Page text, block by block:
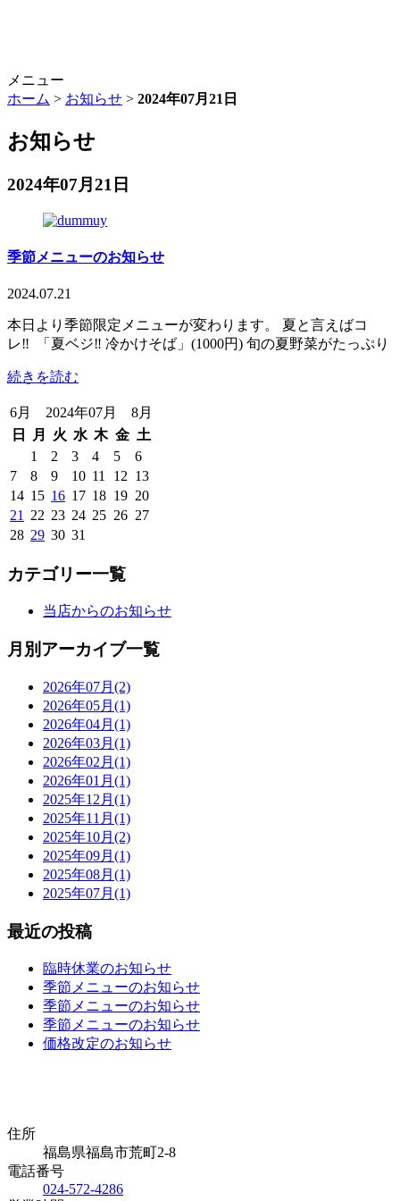
メニュー
ホーム > お知らせ > 2024年07月21日
お知らせ
2024年07月21日
季節メニューのお知らせ
2024.07.21
本日より季節限定メニューが変わります。 夏と言えばコ
レ‼ 「夏ベジ‼ 冷かけそば」(1000円) 旬の夏野菜がたっぷり
続きを読む
6月 2024年07月 8月
日
月 火 水 木 金 土
1
2 3 4 5
6
7
8 9 10 11 12 13
14 15 16 17 18 19 20
21
22 23 24 25 26 27
28 29 30 31
カテゴリー一覧
当店からのお知らせ
月別アーカイブ一覧
2026年07月(2)
2026年05月(1)
2026年04月(1)
2026年03月(1)
2026年02月(1)
2026年01月(1)
2025年12月(1)
2025年11月(1)
2025年10月(2)
2025年09月(1)
2025年08月(1)
2025年07月(1)
最近の投稿
臨時休業のお知らせ
季節メニューのお知らせ
季節メニューのお知らせ
季節メニューのお知らせ
価格改定のお知らせ
住所
福島県福島市荒町2-8
電話番号
024-572-4286